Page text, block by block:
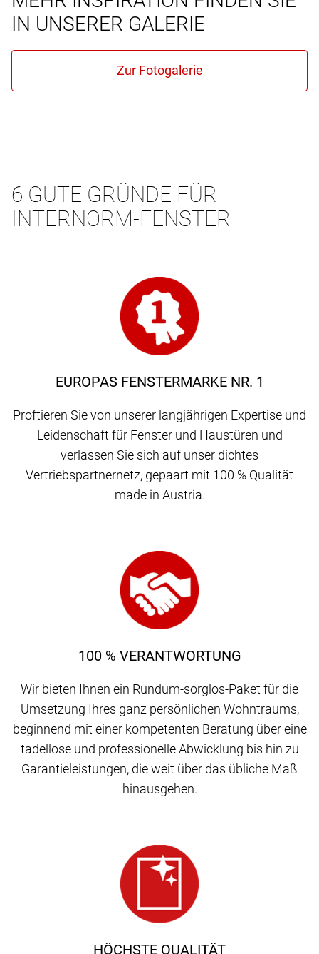
IN UNSERER GALERIE
6 GUTE GRÜNDE FÜR
INTERNORM-FENSTER
EUROPAS FENSTERMARKE NR. 1
Proftieren Sie von unserer langjährigen Expertise und
Leidenschaft für Fenster und Haustüren und
verlassen Sie sich auf unser dichtes
Vertriebspartnernetz, gepaart mit 100 % Qualität
made in Austria.
HÖCHSTE QUALITÄT
100 % VERANTWORTUNG
Wir bieten Ihnen ein Rundum-sorglos-Paket für die
Umsetzung Ihres ganz persönlichen Wohntraums,
beginnend mit einer kompetenten Beratung über eine
tadellose und professionelle Abwicklung bis hin zu
Garantieleistungen, die weit über das übliche Maß
hinausgehen.